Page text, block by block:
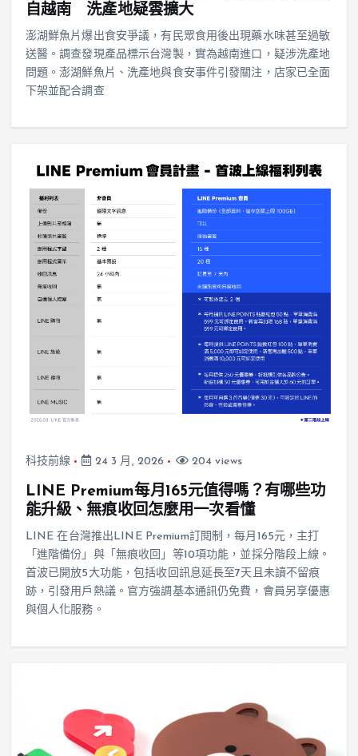
自越南 洗產地疑雲擴大
澎湖鮮魚片爆出食安爭議，有民眾食用後出現藥水味甚至過敏
送醫。調查發現產品標示台灣製，實為越南進口，疑涉洗產地
問題。澎湖鮮魚片、洗產地與食安事件引發關注，店家已全面
下架並配合調查
科技前線 24 3 月, 2026 204 views
LINE Premium每月165元值得嗎？有哪些功
能升級、無痕收回怎麼用一次看懂
LINE 在台灣推出LINE Premium訂閱制，每月165元，主打
「進階備份」與「無痕收回」等10項功能，並採分階段上線。
首波已開放5大功能，包括收回訊息延長至7天且未讀不留痕
跡，引發用戶熱議。官方強調基本通訊仍免費，會員另享優惠
與個人化服務。